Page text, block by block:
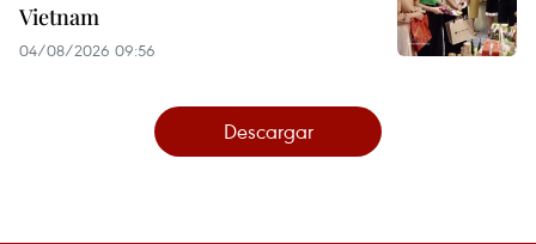
Vietnam
04/08/2026 09:56
Descargar